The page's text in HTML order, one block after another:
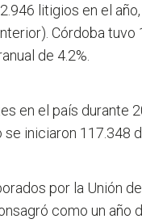
litigios en el
Córdoba tuvo
de 4.2%.
en el país durante
iniciaron 117.348
por la Unión
como un año